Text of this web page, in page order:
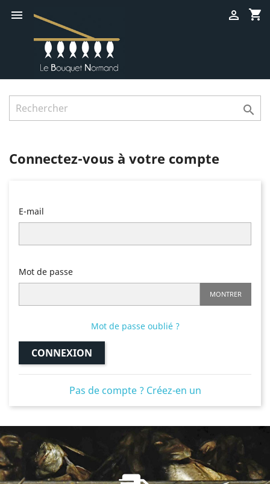
 shopping_cart


Connectez-vous à votre compte
E-mail
Mot de passe
MONTRER
Mot de passe oublié ?
CONNEXION
Pas de compte ? Créez-en un